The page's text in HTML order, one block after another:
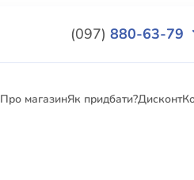
(097) 880-63-79
Про магазинЯк придбати?Дисконт